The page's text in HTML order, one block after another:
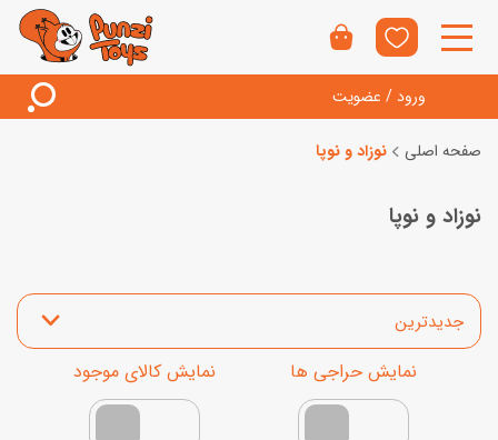
ورود / عضویت
صفحه اصلی نوزاد و نوپا
نوزاد و نوپا
مرتب‌سازی محصولات